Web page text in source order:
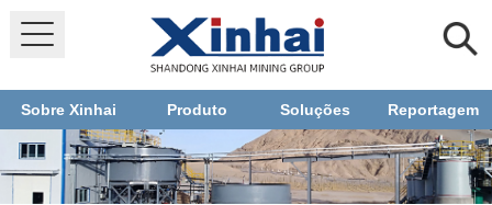
Sobre Xinhai Produto Soluções Reportagem